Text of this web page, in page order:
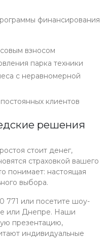
финансирования
взносом
парка техники
с неравномерной
клиентов
решения
стоит денег,
страховкой вашего
понимает: настоящая
выбора.
771 или посетите шоу-
или Днепре. Наши
презентацию,
индивидуальные